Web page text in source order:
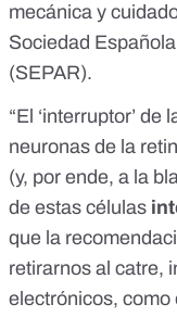
mecánica y
Sociedad
(SEPAR).
“El ‘interruptor’
neuronas de la
(y, por ende, a la
de estas células
que la
retirarnos al catre,
electrónicos, como